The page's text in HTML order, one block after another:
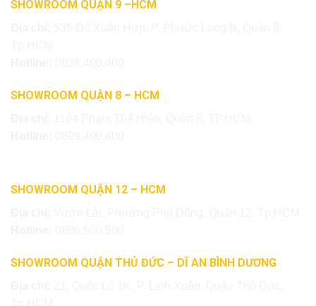
SHOWROOM QUẬN 9 –HCM
SHOWROOM QUẬN 8 – HCM
SHOWROOM QUẬN 12 – HCM
SHOWROOM QUẬN THỦ ĐỨC – DĨ AN BÌNH DƯƠNG